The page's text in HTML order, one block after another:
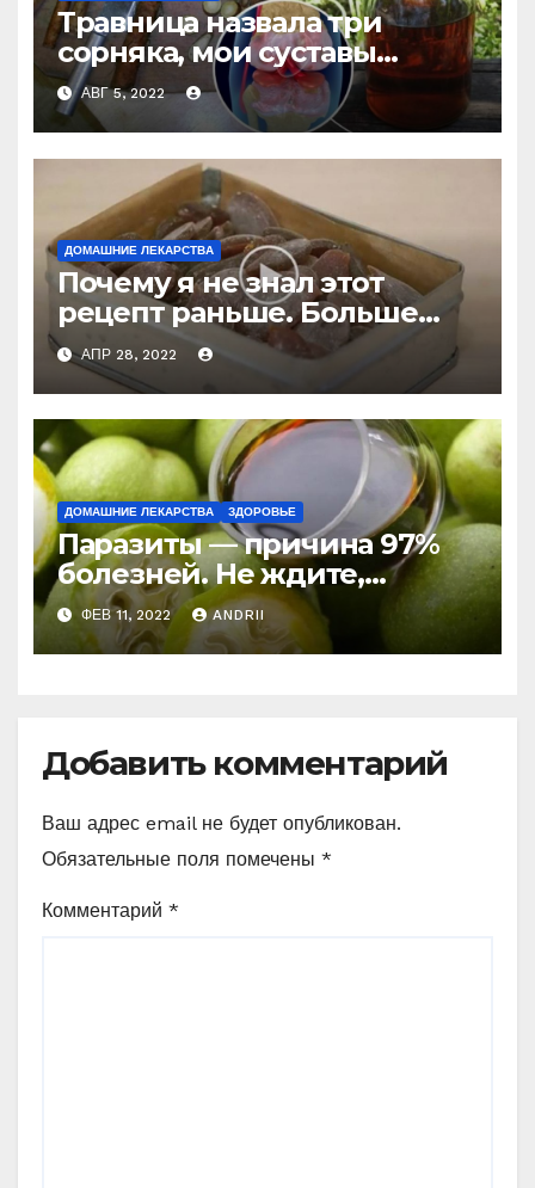
Травница назвала три
сорняка, мои суставы
больше не болят
АВГ 5, 2022
ДОМАШНИЕ ЛЕКАРСТВА
Почему я не знал этот
рецепт раньше. Больше
никогда не буду покупать
лекарство от кашля!
АПР 28, 2022
ДОМАШНИЕ ЛЕКАРСТВА ЗДОРОВЬЕ
Паразиты — причина 97%
болезней. Не ждите,
боритесь с ними уже
сейчас (Рецепт)
ФЕВ 11, 2022 ANDRII
Добавить комментарий
Ваш адрес email не будет опубликован.
Обязательные поля помечены *
Комментарий *